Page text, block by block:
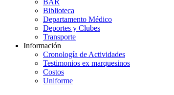
Biblioteca
Departamento Médico
Deportes y Clubes
Transporte
Información
Cronología de Actividades
Testimonios ex marquesinos
Costos
Uniforme